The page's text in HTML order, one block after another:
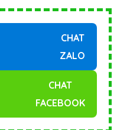
CHAT
ZALO
CHAT
FACEBOOK